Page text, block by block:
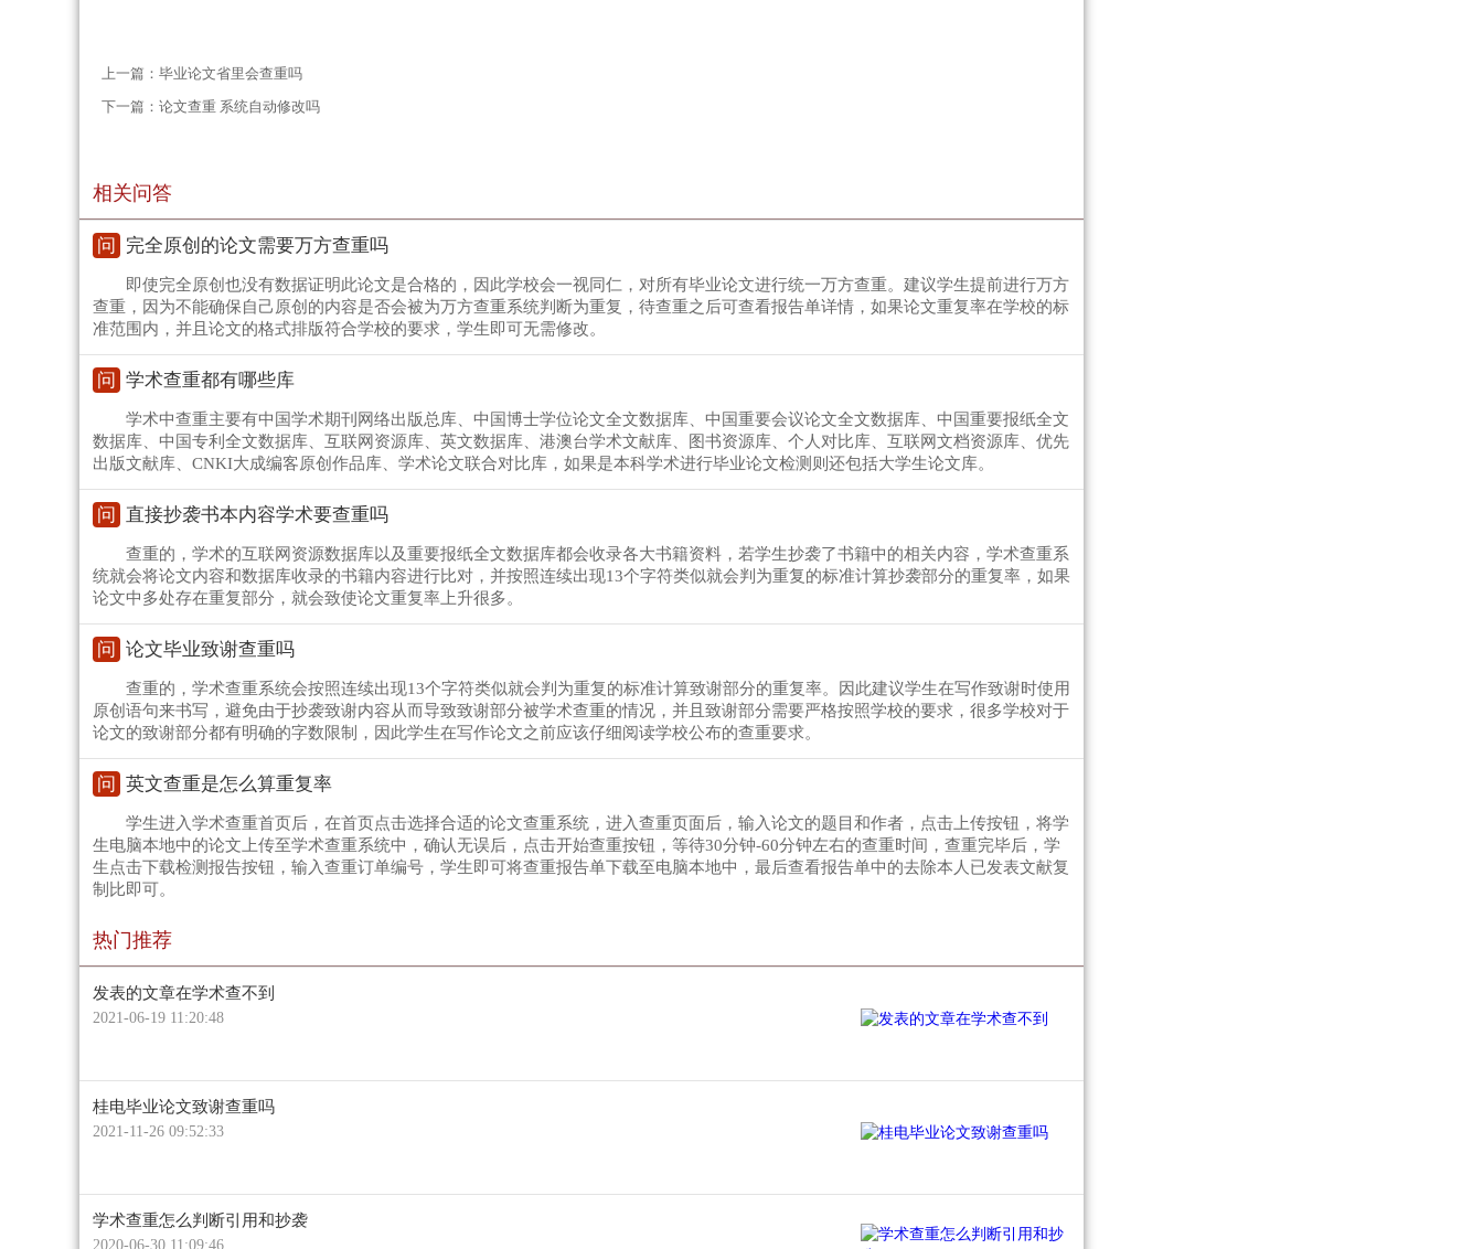
上一篇： 毕业论文省里会查重吗
下一篇： 论文查重 系统自动修改吗
相关问答
问 完全原创的论文需要万方查重吗
即使完全原创也没有数据证明此论文是合格的，因此学校会一视同仁，对所有毕业论文进行统一万方查重。建议学生提前进行万方
查重，因为不能确保自己原创的内容是否会被为万方查重系统判断为重复，待查重之后可查看报告单详情，如果论文重复率在学校的标
准范围内，并且论文的格式排版符合学校的要求，学生即可无需修改。
问 学术查重都有哪些库
学术中查重主要有中国学术期刊网络出版总库、中国博士学位论文全文数据库、中国重要会议论文全文数据库、中国重要报纸全文
数据库、中国专利全文数据库、互联网资源库、英文数据库、港澳台学术文献库、图书资源库、个人对比库、互联网文档资源库、优先
出版文献库、CNKI大成编客原创作品库、学术论文联合对比库，如果是本科学术进行毕业论文检测则还包括大学生论文库。
问 直接抄袭书本内容学术要查重吗
查重的，学术的互联网资源数据库以及重要报纸全文数据库都会收录各大书籍资料，若学生抄袭了书籍中的相关内容，学术查重系
统就会将论文内容和数据库收录的书籍内容进行比对，并按照连续出现13个字符类似就会判为重复的标准计算抄袭部分的重复率，如果
论文中多处存在重复部分，就会致使论文重复率上升很多。
问 论文毕业致谢查重吗
查重的，学术查重系统会按照连续出现13个字符类似就会判为重复的标准计算致谢部分的重复率。因此建议学生在写作致谢时使用
原创语句来书写，避免由于抄袭致谢内容从而导致致谢部分被学术查重的情况，并且致谢部分需要严格按照学校的要求，很多学校对于
论文的致谢部分都有明确的字数限制，因此学生在写作论文之前应该仔细阅读学校公布的查重要求。
问 英文查重是怎么算重复率
学生进入学术查重首页后，在首页点击选择合适的论文查重系统，进入查重页面后，输入论文的题目和作者，点击上传按钮，将学
生电脑本地中的论文上传至学术查重系统中，确认无误后，点击开始查重按钮，等待30分钟-60分钟左右的查重时间，查重完毕后，学
生点击下载检测报告按钮，输入查重订单编号，学生即可将查重报告单下载至电脑本地中，最后查看报告单中的去除本人已发表文献复
制比即可。
热门推荐
发表的文章在学术查不到
2021-06-19 11:20:48
桂电毕业论文致谢查重吗
2021-11-26 09:52:33
学术查重怎么判断引用和抄袭
2020-06-30 11:09:46